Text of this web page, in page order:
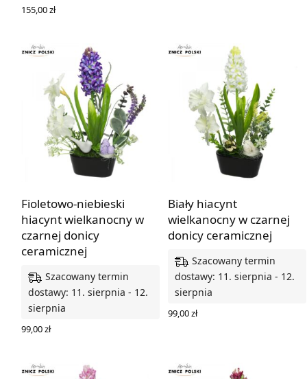
155,00zł
Fioletowo-niebieski
hiacynt wielkanocny w
czarnej donicy
ceramicznej
Szacowany termin
dostawy: 11. sierpnia - 12.
sierpnia
99,00zł
Biały hiacynt
wielkanocny w czarnej
donicy ceramicznej
Szacowany termin
dostawy: 11. sierpnia - 12.
sierpnia
99,00zł